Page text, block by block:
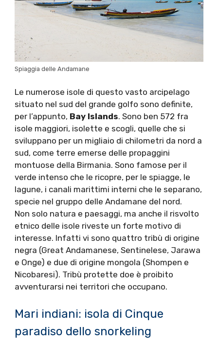
Spiaggia delle Andamane
Le numerose isole di questo vasto arcipelago
situato nel sud del grande golfo sono definite,
per l’appunto, Bay Islands. Sono ben 572 fra
isole maggiori, isolette e scogli, quelle che si
sviluppano per un migliaio di chilometri da nord a
sud, come terre emerse delle propaggini
montuose della Birmania. Sono famose per il
verde intenso che le ricopre, per le spiagge, le
lagune, i canali marittimi interni che le separano,
specie nel gruppo delle Andamane del nord.
Non solo natura e paesaggi, ma anche il risvolto
etnico delle isole riveste un forte motivo di
interesse. Infatti vi sono quattro tribù di origine
negra (Great Andamanese, Sentinelese, Jarawa
e Onge) e due di origine mongola (Shompen e
Nicobaresi). Tribù protette doe è proibito
avventurarsi nei territori che occupano.
Mari indiani: isola di Cinque
paradiso dello snorkeling